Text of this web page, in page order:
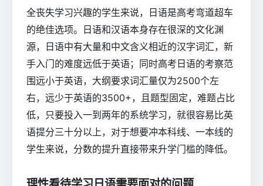
全丧失学习兴趣的学生来说，日语是高考弯道超车
的绝佳选项。日语和汉语本身存在很深的文化渊
源，日语中有大量和中文含义相近的汉字词汇，新
手入门的难度远低于英语；同时高考日语的考察范
围远小于英语，大纲要求词汇量仅为2500个左
右，远少于英语的3500+，且题型固定，难题占比
低，只要投入一到两年的系统学习，就很容易比英
语提分三十分以上，对于想要冲本科线、一本线的
学生来说，分数的提升直接带来升学门槛的降低。